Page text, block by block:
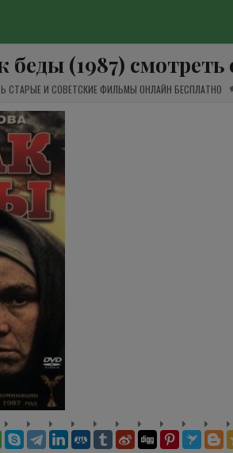
беды (1987)
СТАРЫЕ И СОВЕТСКИЕ ФИЛЬМЫ ОНЛАЙН БЕСПЛАТНО